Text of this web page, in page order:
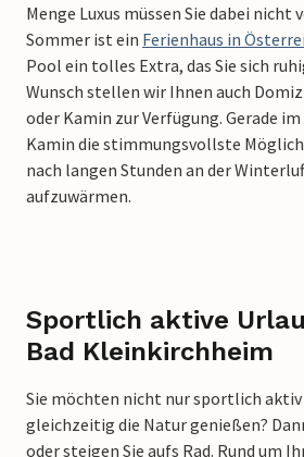
Menge Luxus müssen Sie dabei nicht
Sommer ist ein Ferienhaus in
Pool ein tolles Extra, das Sie sich
Wunsch stellen wir Ihnen auch
oder Kamin zur Verfügung. Gerade
Kamin die stimmungsvollste
nach langen Stunden an der
aufzuwärmen.
Sportlich aktive
Bad Kleinkirchheim
Sie möchten nicht nur sportlich aktiv
gleichzeitig die Natur genießen?
oder steigen Sie aufs Rad. Rund um